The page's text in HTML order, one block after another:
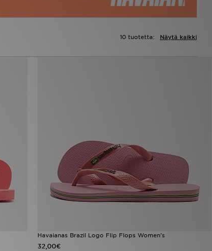
Näytä kaikki
10 tuotetta:
Havaianas Brazil Logo Flip Flops Women's
32,00€